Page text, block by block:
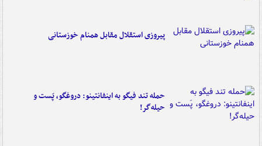
پیروزی استقلال مقابل همنام خوزستانی
حمله تند فیگو به اینفانتینو: دروغگو، پَست‌ و
حیله‌گر!